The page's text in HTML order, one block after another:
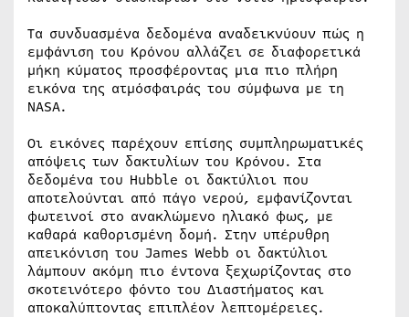
Τα συνδυασμένα δεδομένα αναδεικνύουν πώς η
εμφάνιση του Κρόνου αλλάζει σε διαφορετικά
μήκη κύματος προσφέροντας μια πιο πλήρη
εικόνα της ατμόσφαιράς του σύμφωνα με τη
NASA.
Οι εικόνες παρέχουν επίσης συμπληρωματικές
απόψεις των δακτυλίων του Κρόνου. Στα
δεδομένα του Hubble οι δακτύλιοι που
αποτελούνται από πάγο νερού, εμφανίζονται
φωτεινοί στο ανακλώμενο ηλιακό φως, με
καθαρά καθορισμένη δομή. Στην υπέρυθρη
απεικόνιση του James Webb οι δακτύλιοι
λάμπουν ακόμη πιο έντονα ξεχωρίζοντας στο
σκοτεινότερο φόντο του Διαστήματος και
αποκαλύπτοντας επιπλέον λεπτομέρειες.